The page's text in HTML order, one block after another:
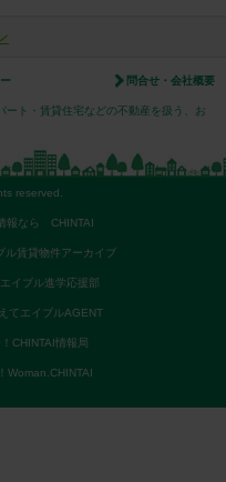
問合せ・会社概要
ト・賃貸住宅などの不動産を扱う、お
reserved.
報なら CHINTAI
ル賃貸物件アーカイブ
イブル進学応援部
てエイブルAGENT
CHINTAI情報局
Woman.CHINTAI